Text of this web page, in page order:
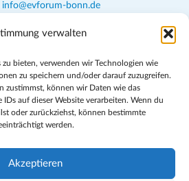
verwalten
bieten, verwenden wir Technologien wie
zu speichern und/oder darauf zuzugreifen.
zustimmst, können wir Daten wie das
auf dieser Website verarbeiten. Wenn du
oder zurückziehst, können bestimmte
werden.
Akzeptieren
info@evforum-bonn.de
Bonn will in seinen zentralen
kirchlichen und öffentlichen Lebens
und ehrlicher Auseinandersetzung
der Verheißung des Evangeliums heraus
Leben verantwortlich zu
reden und zu handeln.
Impressum